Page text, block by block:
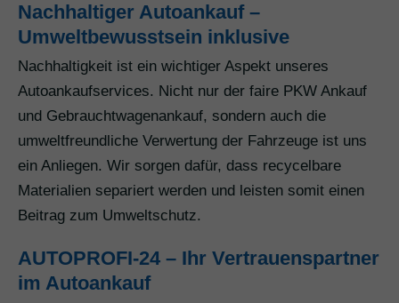
Nachhaltiger Autoankauf –
Umweltbewusstsein inklusive
Nachhaltigkeit ist ein wichtiger Aspekt unseres
Autoankaufservices. Nicht nur der faire PKW Ankauf
und Gebrauchtwagenankauf, sondern auch die
umweltfreundliche Verwertung der Fahrzeuge ist uns
ein Anliegen. Wir sorgen dafür, dass recycelbare
Materialien separiert werden und leisten somit einen
Beitrag zum Umweltschutz.
AUTOPROFI-24 – Ihr Vertrauenspartner
im Autoankauf